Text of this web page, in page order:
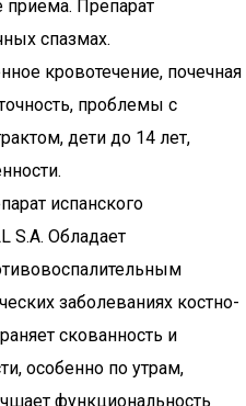
приема. Препарат
спазмах.
кровотечение, почечная
проблемы с
дети до 14 лет,
испанского
S.A. Обладает
заболеваниях костно-
скованность и
особенно по утрам,
функциональность